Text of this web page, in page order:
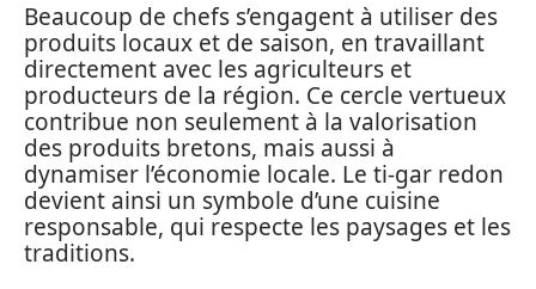
Beaucoup de chefs s’engagent à utiliser des
produits locaux et de saison, en travaillant
directement avec les agriculteurs et
producteurs de la région. Ce cercle vertueux
contribue non seulement à la valorisation
des produits bretons, mais aussi à
dynamiser l’économie locale. Le ti-gar redon
devient ainsi un symbole d’une cuisine
responsable, qui respecte les paysages et les
traditions.